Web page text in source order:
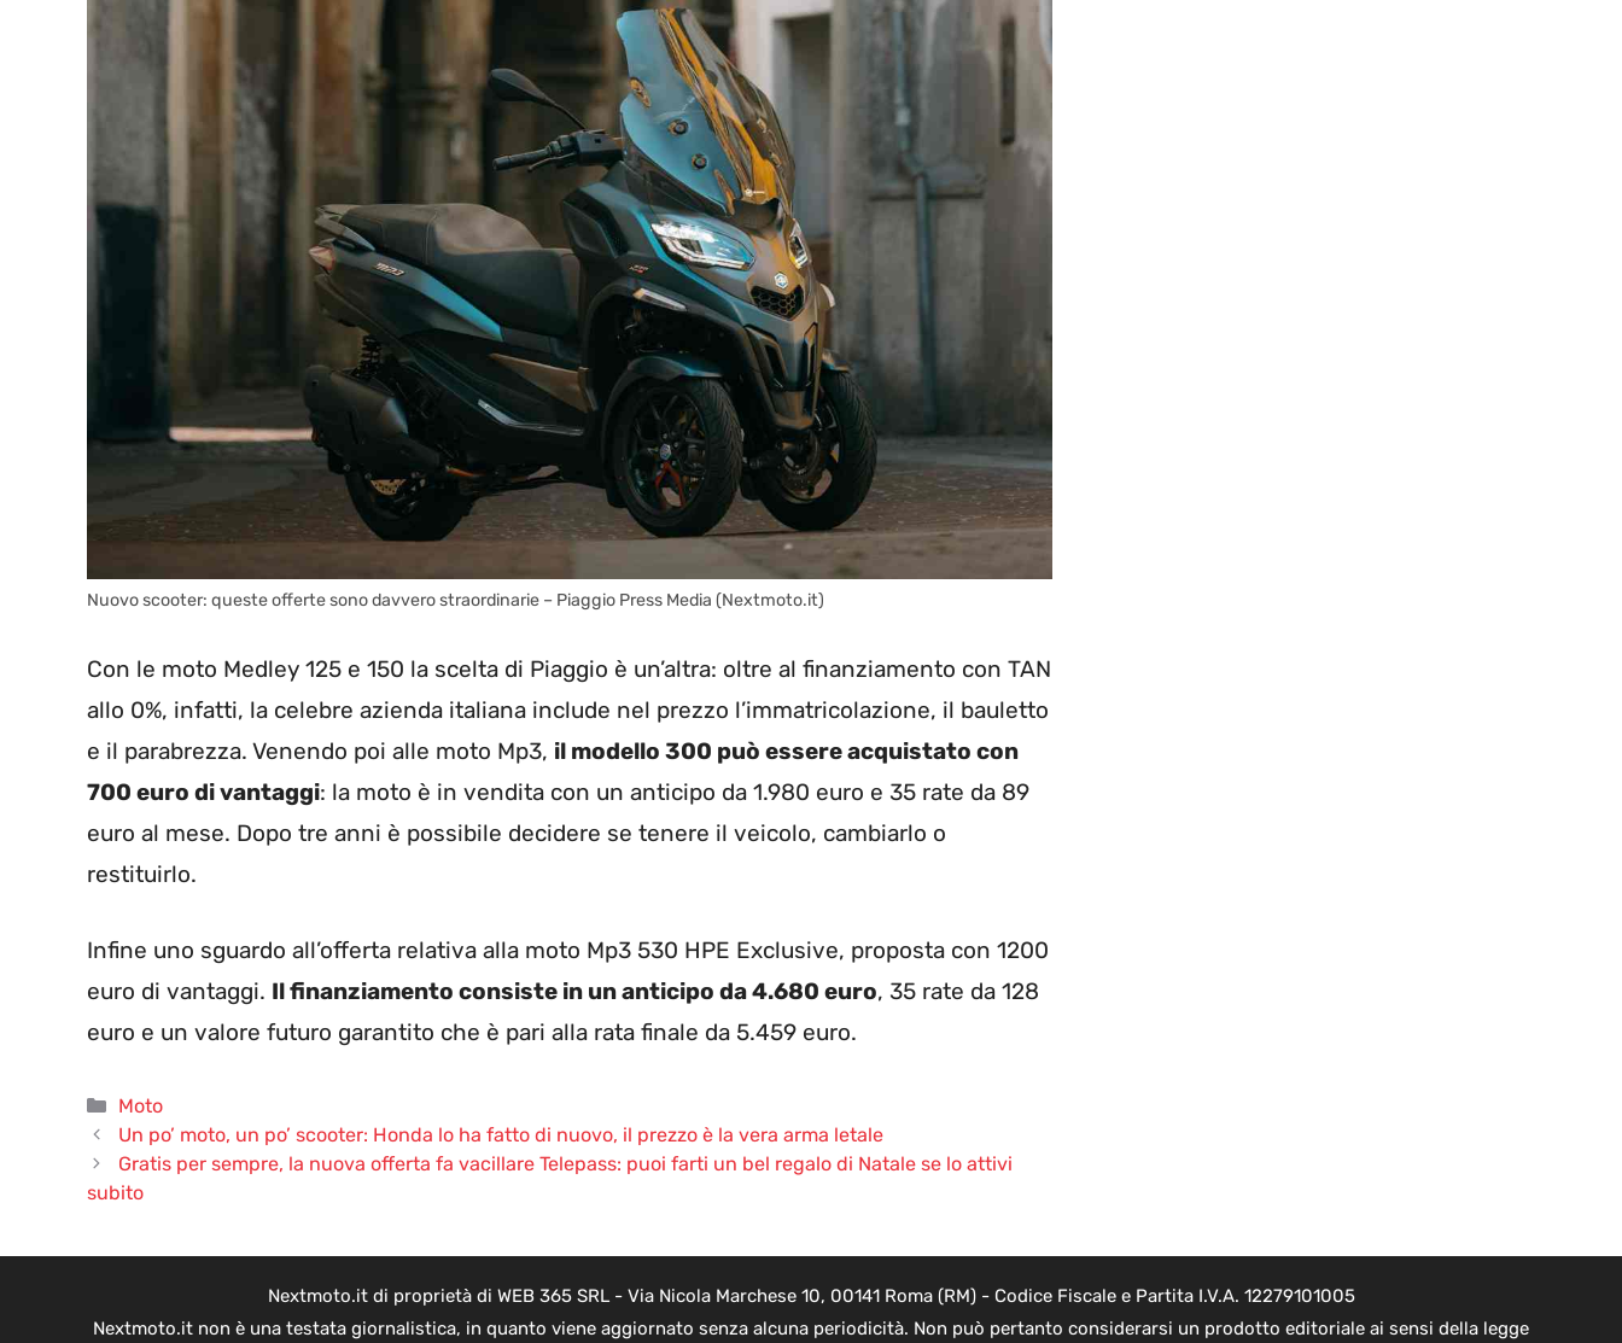
Nuovo scooter: queste offerte sono davvero straordinarie – Piaggio Press Media (Nextmoto.it)
Con le moto Medley 125 e 150 la scelta di Piaggio è un’altra: oltre al finanziamento con TAN
allo 0%, infatti, la celebre azienda italiana include nel prezzo l’immatricolazione, il bauletto
e il parabrezza. Venendo poi alle moto Mp3, il modello 300 può essere acquistato con
700 euro di vantaggi: la moto è in vendita con un anticipo da 1.980 euro e 35 rate da 89
euro al mese. Dopo tre anni è possibile decidere se tenere il veicolo, cambiarlo o
restituirlo.
Infine uno sguardo all’offerta relativa alla moto Mp3 530 HPE Exclusive, proposta con 1200
euro di vantaggi. Il finanziamento consiste in un anticipo da 4.680 euro, 35 rate da 128
euro e un valore futuro garantito che è pari alla rata finale da 5.459 euro.
Categorie
Moto
Un po’ moto, un po’ scooter: Honda lo ha fatto di nuovo, il prezzo è la vera arma letale
Gratis per sempre, la nuova offerta fa vacillare Telepass: puoi farti un bel regalo di Natale se lo attivi
subito
Nextmoto.it di proprietà di WEB 365 SRL - Via Nicola Marchese 10, 00141 Roma (RM) - Codice Fiscale e Partita I.V.A. 12279101005
Nextmoto.it non è una testata giornalistica, in quanto viene aggiornato senza alcuna periodicità. Non può pertanto considerarsi un prodotto editoriale ai sensi della legge